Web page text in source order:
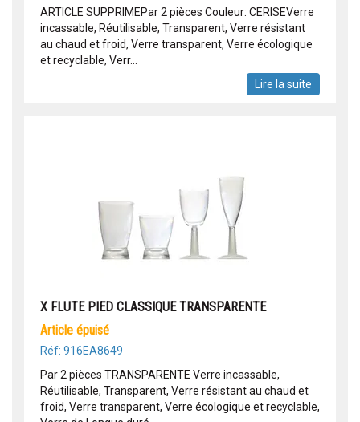
ARTICLE SUPPRIMEPar 2 pièces Couleur: CERISEVerre
incassable, Réutilisable, Transparent, Verre résistant
au chaud et froid, Verre transparent, Verre écologique
et recyclable, Verr...
Lire la suite
X FLUTE PIED CLASSIQUE TRANSPARENTE
article épuisé
Réf: 916EA8649
Par 2 pièces TRANSPARENTE Verre incassable,
Réutilisable, Transparent, Verre résistant au chaud et
froid, Verre transparent, Verre écologique et recyclable,